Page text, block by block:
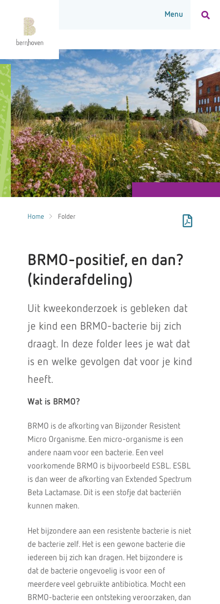
Home Folder
BRMO-positief, en dan?
(kinderafdeling)
Uit kweekonderzoek is gebleken dat
je kind een BRMO-bacterie bij zich
draagt. In deze folder lees je wat dat
is en welke gevolgen dat voor je kind
heeft.
Wat is BRMO?
BRMO is de afkorting van Bijzonder Resistent
Micro Organisme. Een micro-organisme is een
andere naam voor een bacterie. Een veel
voorkomende BRMO is bijvoorbeeld ESBL. ESBL
is dan weer de afkorting van Extended Spectrum
Beta Lactamase. Dit is een stofje dat bacteriën
kunnen maken.
Het bijzondere aan een resistente bacterie is niet
de bacterie zelf. Het is een gewone bacterie die
iedereen bij zich kan dragen. Het bijzondere is
dat de bacterie ongevoelig is voor een of
meerdere veel gebruikte antibiotica. Mocht een
BRMO-bacterie een ontsteking veroorzaken, dan